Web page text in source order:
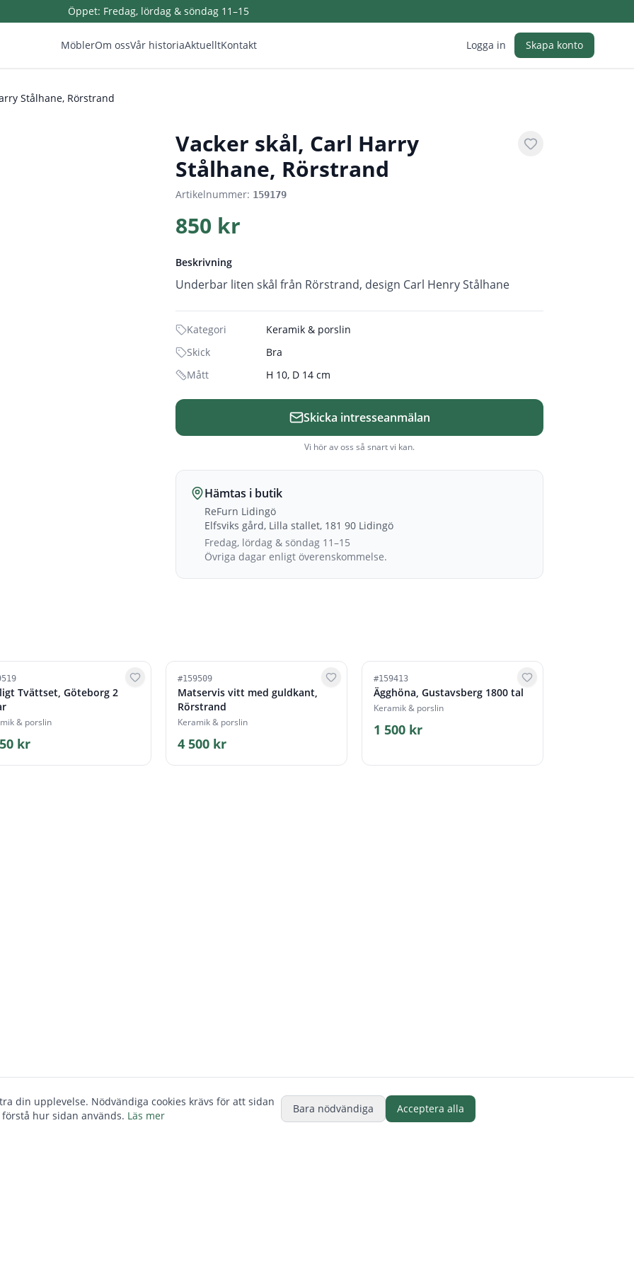
Öppet: Fredag, lördag & söndag 11–15
MöblerOm ossVår historiaAktuelltKontakt Logga in Skapa konto
Stålhane, Rörstrand
1
Vacker skål, Carl Harry
Stålhane, Rörstrand
Artikelnummer: 159179
850 kr
Beskrivning
Kategori
Keramik & porslin
Skick
Bra
Mått
H 10, D 14 cm
Skicka intresseanmälan
Vi hör av oss så snart vi kan.
Hämtas i butik
ReFurn Lidingö
Elfsviks gård, Lilla stallet, 181 90 Lidingö
Fredag, lördag & söndag 11–15
Övriga dagar enligt överenskommelse.
Tvättset, Göteborg 2
& porslin
kr
#159509
Matservis vitt med guldkant,
Rörstrand
Keramik & porslin
4 500 kr
#159413
Ägghöna, Gustavsberg 1800 tal
Keramik & porslin
1 500 kr
din upplevelse. Nödvändiga cookies krävs för att sidan
hur sidan används. Läs mer
Bara nödvändiga Acceptera alla